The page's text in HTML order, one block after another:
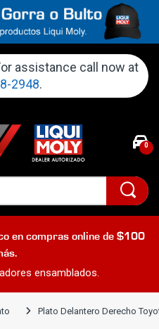
assistance call now at
2948.
0
en compras online de $100
ensamblados.
Plato Delantero Derecho